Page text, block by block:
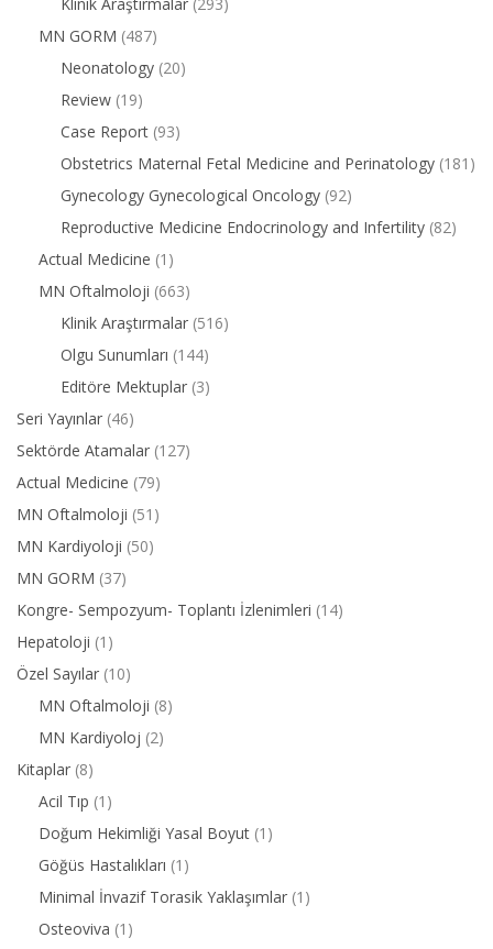
MN GORM (487)
Neonatology (20)
Review (19)
Case Report (93)
Obstetrics Maternal Fetal Medicine and Perinatology (181)
Gynecology Gynecological Oncology (92)
Reproductive Medicine Endocrinology and Infertility (82)
Actual Medicine (1)
MN Oftalmoloji (663)
Klinik Araştırmalar (516)
Olgu Sunumları (144)
Editöre Mektuplar (3)
Seri Yayınlar (46)
Sektörde Atamalar (127)
Actual Medicine (79)
MN Oftalmoloji (51)
MN Kardiyoloji (50)
MN GORM (37)
Kongre- Sempozyum- Toplantı İzlenimleri (14)
Hepatoloji (1)
Özel Sayılar (10)
MN Oftalmoloji (8)
MN Kardiyoloj (2)
Kitaplar (8)
Acil Tıp (1)
Doğum Hekimliği Yasal Boyut (1)
Göğüs Hastalıkları (1)
Minimal İnvazif Torasik Yaklaşımlar (1)
Osteoviva (1)